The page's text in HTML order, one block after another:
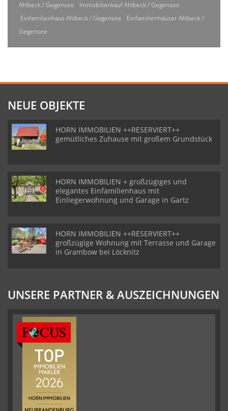
Ahlbeck / Gegensee
Immobilienkauf Ahlbeck / Gegensee
Einfamilienhaus Ahlbeck / Gegensee
Einfamilienhäuser Ahlbeck /
Gegensee
NEUE OBJEKTE
HORN IMMOBILIEN ++RESERVIERT++
gemütliches Zuhause mit großem Grundstück
HORN IMMOBILIEN + großzügiges und
elegantes Einfamilienhaus mit
Einliegerwohnung und Garage in Gartz
HORN IMMOBILIEN ++RESERVIERT++
großzügige Wohnung mit Terrasse und Garage
in Grambow bei Löcknitz
UNSERE PARTNER & AUSZEICHNUNGEN